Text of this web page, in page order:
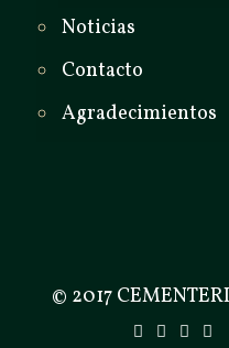
Noticias
Contacto
Agradecimientos
© 2017